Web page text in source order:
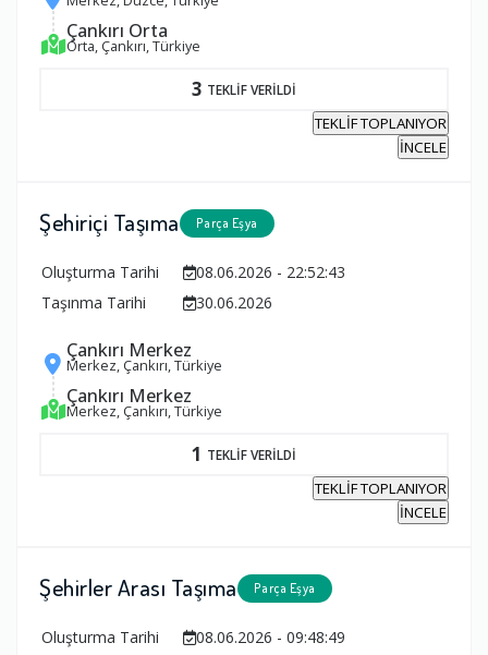
Çankırı Orta
Orta, Çankırı, Türkiye
3 TEKLİF VERİLDİ
TEKLİF TOPLANIYOR
İNCELE
Şehiriçi Taşıma Parça Eşya
Oluşturma Tarihi
08.06.2026 - 22:52:43
Taşınma Tarihi
30.06.2026
Çankırı Merkez
Merkez, Çankırı, Türkiye
Çankırı Merkez
Merkez, Çankırı, Türkiye
1 TEKLİF VERİLDİ
TEKLİF TOPLANIYOR
İNCELE
Şehirler Arası Taşıma Parça Eşya
Oluşturma Tarihi
08.06.2026 - 09:48:49